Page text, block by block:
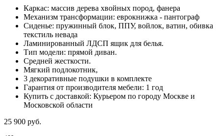
Каркас: массив дерева хвойных пород, фанера
Механизм трансформации: еврокнижка - пантограф
Сиденье: пружинный блок, ППУ, войлок, ватин, обивка
текстиль невада
Ламинированный ЛДСП ящик для белья.
Тип модели: прямой диван.
Средней жесткости.
Мягкий подлокотник,
3 декоративные подушки в комплекте
Гарантия от производителя мебели: 1 год
Купить с доставкой: Курьером по городу Москве и
Московской области
25 900 руб.